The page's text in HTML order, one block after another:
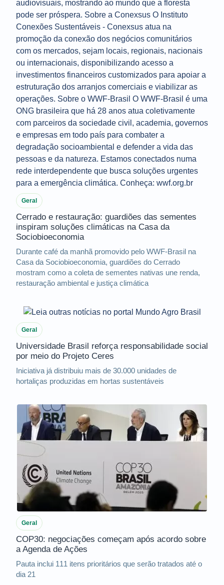
Geral
Cerrado e restauração: guardiões das sementes
inspiram soluções climáticas na Casa da
Sociobioeconomia
Durante café da manhã promovido pelo WWF-Brasil na
Casa da Sociobioeconomia, guardiões do Cerrado
mostram como a coleta de sementes nativas une renda,
restauração ambiental e justiça climática
Geral
Universidade Brasil reforça responsabilidade social
por meio do Projeto Ceres
Iniciativa já distribuiu mais de 30.000 unidades de
hortaliças produzidas em hortas sustentáveis
Geral
COP30: negociações começam após acordo sobre
a Agenda de Ações
Pauta inclui 111 itens prioritários que serão tratados até o
dia 21